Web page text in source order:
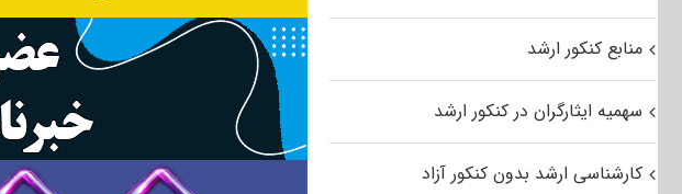
منابع کنکور ارشد
سهمیه ایثارگران در کنکور ارشد
کارشناسی ارشد بدون کنکور آزاد